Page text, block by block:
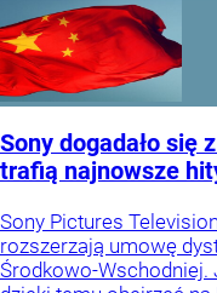
Sony dogadało się
trafią najnowsze
Sony Pictures
rozszerzają umowę
Środkowo-Wschodniej.